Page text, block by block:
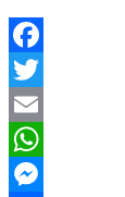
Facebook
Twitter
Email
WhatsApp